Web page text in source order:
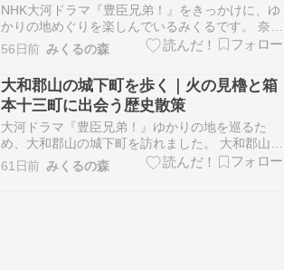
NHK大河ドラマ『豊臣兄弟！』をきっかけに、ゆ
かりの地めぐりを楽しんでいるみくるです。 奈良
県大和郡山市にある「郡山城跡（こおりやまじょ
うあと）」を訪れた際、まず立ち寄ったのが「郡
山城情報館」です。 今回は情報館近くの駐車場に
車を停めて、郡山城跡や周辺をゆっくり散策しま
した。平…
56日前 みくるの森
大和郡山の城下町を歩く｜火の見櫓と箱
本十三町に出会う歴史散策
大河ドラマ『豊臣兄弟！』ゆかりの地を巡るた
め、大和郡山の城下町を訪れました。 大和郡山の
城下町を歩いていると、歴史的な建物や町並みだ
けでなく、思わず足を止めてしまうような小さな
61日前 みくるの森